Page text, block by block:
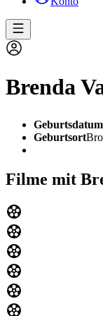
Brenda
Geburtsdatum
Geburtsort
Filme mit